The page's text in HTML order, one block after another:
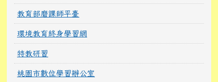
教育部磨課師平臺
環境教育終身學習網
特教研習
桃園市數位學習辦公室